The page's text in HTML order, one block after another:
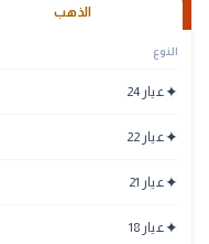
الذهب
النوع
✦عيار 24
✦عيار 22
✦عيار 21
✦عيار 18